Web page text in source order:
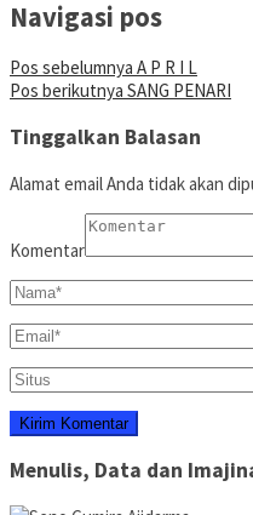
Navigasi pos
Pos sebelumnya A P R I L
Pos berikutnya SANG PENARI
Tinggalkan Balasan
Alamat email Anda tidak akan
Komentar
Menulis, Data dan